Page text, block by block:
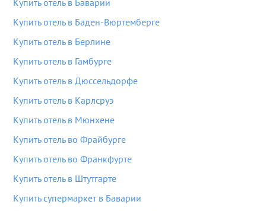
Купить отель в Баварии
Купить отель в Баден-Вюртемберге
Купить отель в Берлине
Купить отель в Гамбурге
Купить отель в Дюссельдорфе
Купить отель в Карлсруэ
Купить отель в Мюнхене
Купить отель во Фрайбурге
Купить отель во Франкфурте
Купить отель в Штутгарте
Купить супермаркет в Баварии